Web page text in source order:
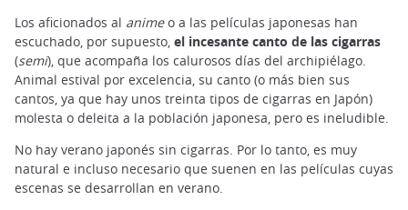
Los aficionados al animeo a las películas japonesas han
escuchado, por supuesto, el incesante canto de las cigarras
(semi), que acompaña los calurosos días del archipiélago.
Animal estival por excelencia, su canto (o más bien sus
cantos, ya que hay unos treinta tipos de cigarras en Japón)
molesta o deleita a la población japonesa, pero es ineludible.
No hay verano japonés sin cigarras. Por lo tanto, es muy
natural e incluso necesario que suenen en las películas cuyas
escenas se desarrollan en verano.